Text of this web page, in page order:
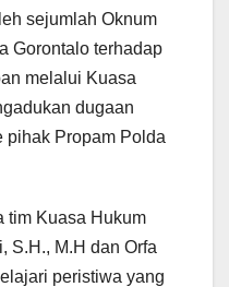
sejumlah Oknum
Gorontalo terhadap
melalui Kuasa
dugaan
pihak Propam Polda
tim Kuasa Hukum
S.H., M.H dan Orfa
peristiwa yang